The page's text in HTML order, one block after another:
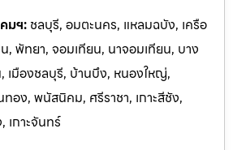
มฯ: ชลบุรี, อมตะนคร, แหลมฉบัง, เครือ
พัทยา, จอมเทียน, นาจอมเทียน, บาง
เมืองชลบุรี, บ้านบึง, หนองใหญ่,
อง, พนัสนิคม, ศรีราชา, เกาะสีชัง,
เกาะจันทร์